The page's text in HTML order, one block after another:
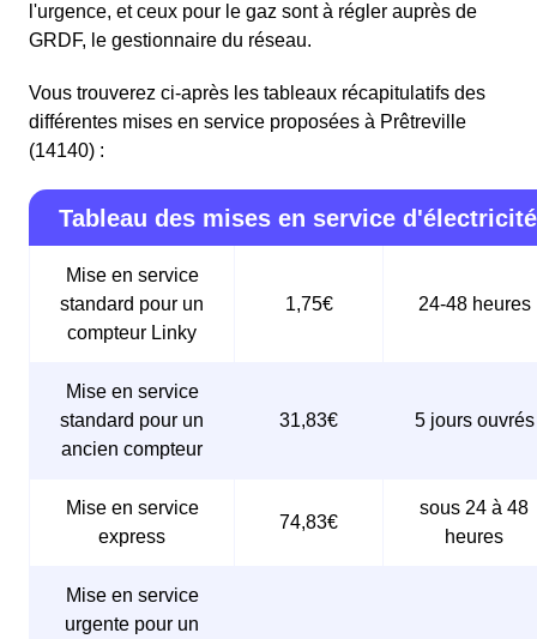
l'urgence, et ceux pour le gaz sont à régler auprès de
GRDF, le gestionnaire du réseau.
Vous trouverez ci-après les tableaux récapitulatifs des
différentes mises en service proposées à Prêtreville
(14140) :
Tableau des mises en service d'électricité
Mise en service
standard pour un
compteur Linky
1,75€ 24-48 heures
Mise en service
standard pour un
ancien compteur
31,83€ 5 jours ouvrés
Mise en service
express
74,83€
sous 24 à 48
heures
Mise en service
urgente pour un